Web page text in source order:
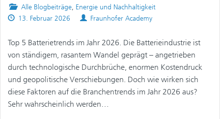
Posted
in
Alle Blogbeiträge, Energie und Nachhaltigkeit
Published
13. Februar 2026 Authors
Fraunhofer Academy
Top 5 Batterietrends im Jahr 2026. Die Batterieindustrie ist
von ständigem, rasantem Wandel geprägt – angetrieben
durch technologische Durchbrüche, enormen Kostendruck
und geopolitische Verschiebungen. Doch wie wirken sich
diese Faktoren auf die Branchentrends im Jahr 2026 aus?
Sehr wahrscheinlich werden…